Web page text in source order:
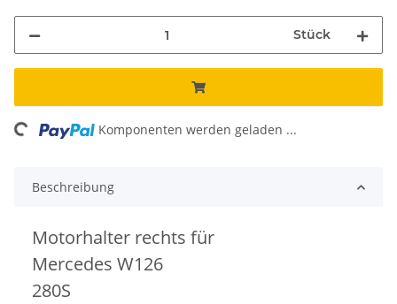
Stück
Komponenten werden geladen ...
Beschreibung
Motorhalter rechts für
Mercedes W126
280S